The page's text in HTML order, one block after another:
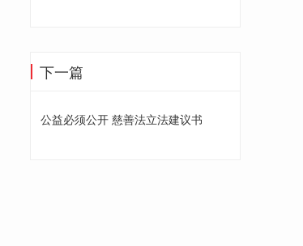
下一篇
公益必须公开 慈善法立法建议书